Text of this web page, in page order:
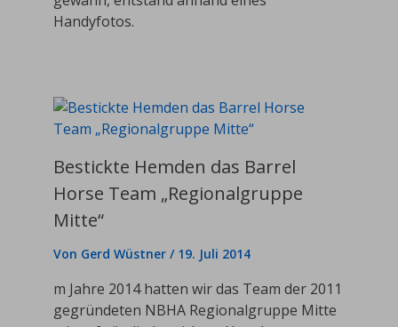
Handyfotos.
Bestickte Hemden das Barrel
Horse Team „Regionalgruppe
Mitte“
Von Gerd Wüstner / 19. Juli 2014
m Jahre 2014 hatten wir das Team der 2011
gegründeten NBHA Regionalgruppe Mitte